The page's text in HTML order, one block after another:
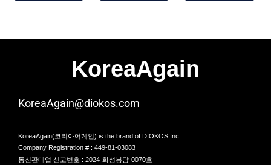
KoreaAgain
KoreaAgain@diokos.com
KoreaAgain(코리아어게인) is the brand of DIOKOS Inc.
Company Registration # : 449-81-03083
통신판매업 신고번호 : 2024-화성봉담-0070호